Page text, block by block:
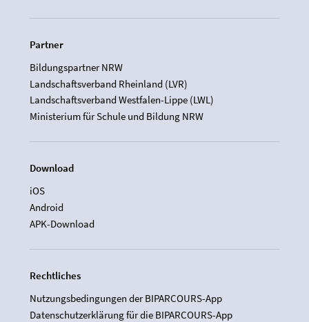
Partner
Bildungspartner NRW
Landschaftsverband Rheinland (LVR)
Landschaftsverband Westfalen-Lippe (LWL)
Ministerium für Schule und Bildung NRW
Download
iOS
Android
APK-Download
Rechtliches
Nutzungsbedingungen der BIPARCOURS-App
Datenschutzerklärung für die BIPARCOURS-App